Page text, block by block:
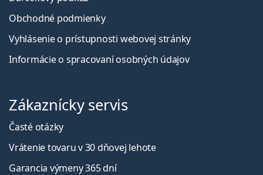
Obchodné podmienky
Vyhlásenie o prístupnosti webovej stránky
Informácie o spracovaní osobných údajov
Zákaznícky servis
Časté otázky
Vrátenie tovaru v 30 dňovej lehote
Garancia výmeny 365 dní